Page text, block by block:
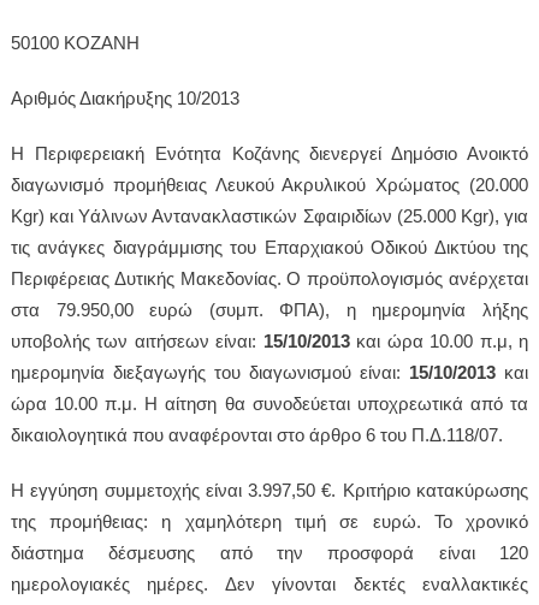
50100 ΚΟΖΑΝΗ
Αριθμός Διακήρυξης 10/2013
Η Περιφερειακή Ενότητα Κοζάνης διενεργεί Δημόσιο Ανοικτό
διαγωνισμό προμήθειας Λευκού Ακρυλικού Χρώματος (20.000
Kgr) και Υάλινων Αντανακλαστικών Σφαιριδίων (25.000 Kgr), για
τις ανάγκες διαγράμμισης του Επαρχιακού Οδικού Δικτύου της
Περιφέρειας Δυτικής Μακεδονίας. Ο προϋπολογισμός ανέρχεται
στα 79.950,00 ευρώ (συμπ. ΦΠΑ), η ημερομηνία λήξης
υποβολής των αιτήσεων είναι: 15/10/2013και ώρα 10.00 π.μ, η
ημερομηνία διεξαγωγής του διαγωνισμού είναι: 15/10/2013 και
ώρα 10.00 π.μ. Η αίτηση θα συνοδεύεται υποχρεωτικά από τα
δικαιολογητικά που αναφέρονται στο άρθρο 6 του Π.Δ.118/07.
Η εγγύηση συμμετοχής είναι 3.997,50 €. Κριτήριο κατακύρωσης
της προμήθειας: η χαμηλότερη τιμή σε ευρώ. Το χρονικό
διάστημα δέσμευσης από την προσφορά είναι 120
ημερολογιακές ημέρες. Δεν γίνονται δεκτές εναλλακτικές